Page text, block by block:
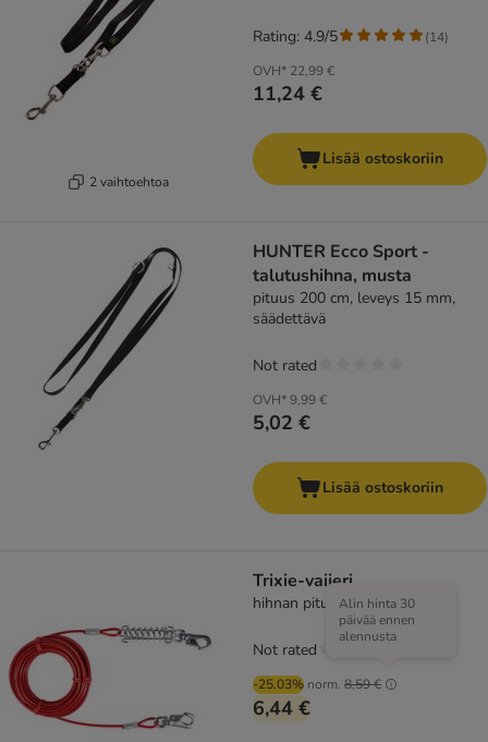
2 vaihtoehtoa
OVH* 22,99 €
11,24 €
Rating: 4.9/5 (14)
Lisää ostoskoriin
HUNTER Ecco Sport -
talutushihna, musta
pituus 200 cm, leveys 15 mm,
säädettävä
OVH*9,99 €
5,02 €
Not rated
Lisää ostoskoriin
Trixie-vaijeri
hihnan pituus 8 m
-25.03% norm. 8,59 €
Alin hinta 30
päivää ennen
alennusta
6,44 €
Not rated